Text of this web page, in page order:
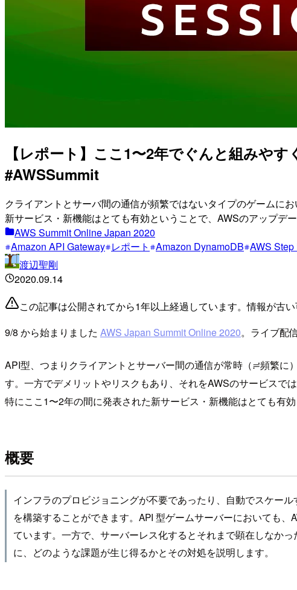
【レポート】ここ1〜2年でぐんと組みや
#AWSSummit
クライアントとサーバ間の通信が頻繁ではないタイプのゲームに
新サービス・新機能はとても有効ということで、AWSのアップデ
AWS Summit Online Japan 2020
Amazon API Gateway レポート Amazon DynamoDB AWS
渡辺聖剛
2020.09.14
この記事は公開されてから1年以上経過しています。情報が古
9/8 から始まりました AWS Japan Summit Online 2020。ライブ配
API型、つまりクライアントとサーバー間の通信が常時（≓頻繁に
す。一方でデメリットやリスクもあり、それをAWSのサービスで
特にここ1〜2年の間に発表された新サービス・新機能はとても有
概要
インフラのプロビジョニングが不要であったり、自動でスケー
を構築することができます。API 型ゲームサーバーにおいても
ています。一方で、サーバーレス化するとそれまで顕在しなか
に、どのような課題が生じ得るかとその対処を説明します。